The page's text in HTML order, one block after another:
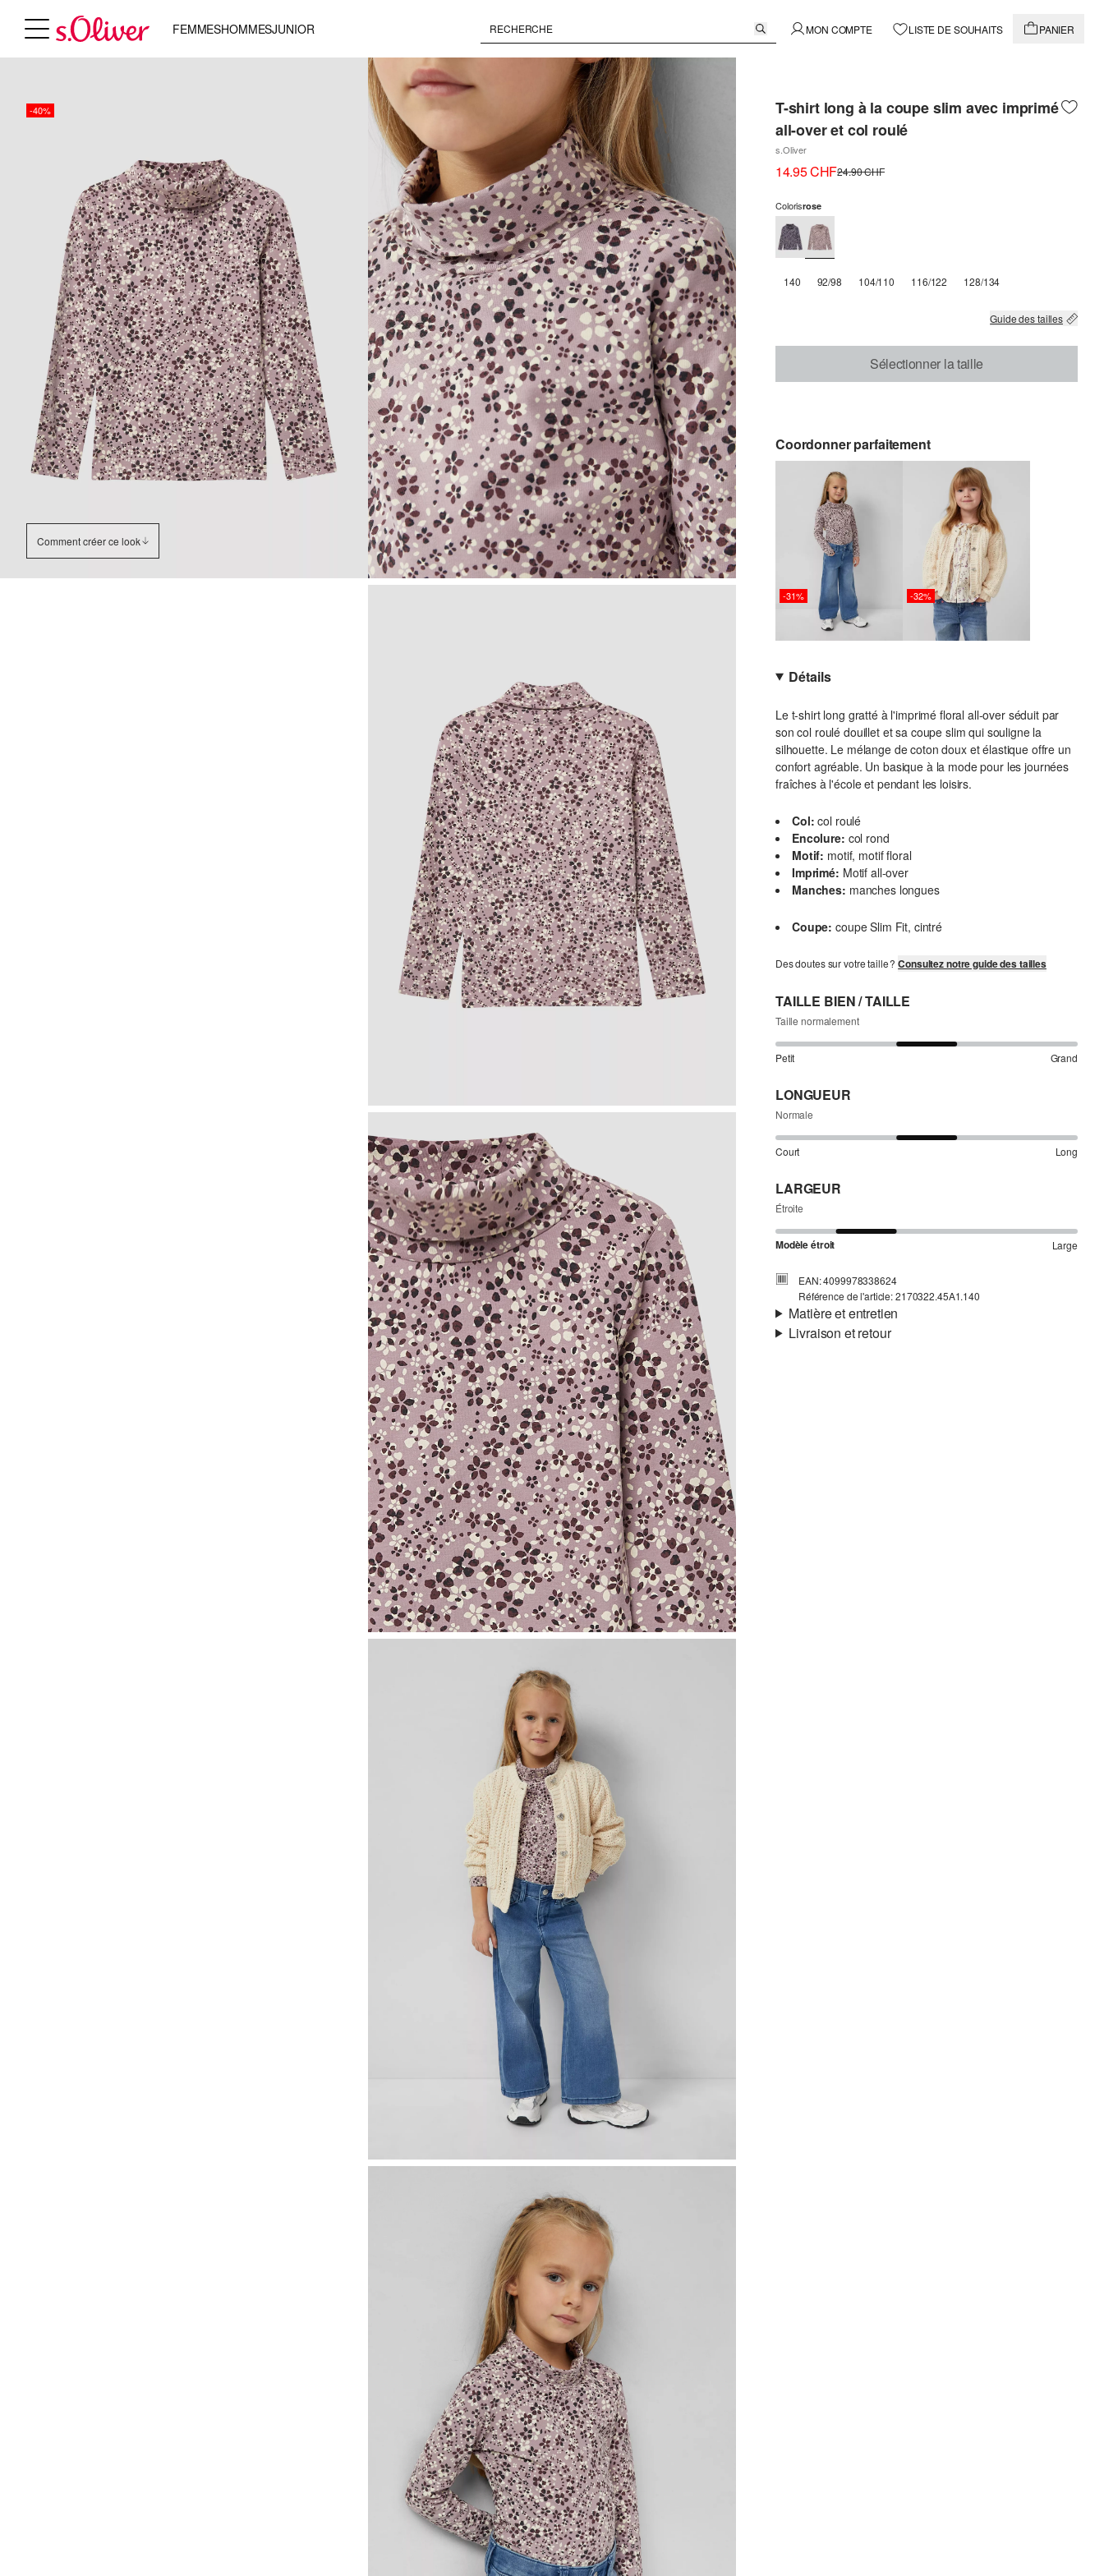
FEMMESHOMMESJUNIOR MON COMPTE LISTE DE SOUHAITS PANIER
-40%
Comment créer ce look
T-shirt long à la coupe slim avec imprimé
all-over et col roulé
s.Oliver
14.95 CHF24.90 CHF
Colorisrose
140 92/98 104/110 116/122 128/134
Guide des tailles
Sélectionner la taille
Coordonner parfaitement
-31% -32%
Détails
Le t-shirt long gratté à l'imprimé floral all-over séduit par
son col roulé douillet et sa coupe slim qui souligne la
silhouette. Le mélange de coton doux et élastique offre un
confort agréable. Un basique à la mode pour les journées
fraîches à l'école et pendant les loisirs.
Col: col roulé
Encolure: col rond
Motif: motif, motif floral
Imprimé: Motif all-over
Manches: manches longues
Coupe: coupe Slim Fit, cintré
Des doutes sur votre taille ?Consultez notre guide des tailles
TAILLE BIEN / TAILLE
Taille normalement
Petit Grand
LONGUEUR
Normale
Court Long
LARGEUR
Étroite
Modèle étroit Large
EAN: 4099978338624
Référence de l'article: 2170322.45A1.140
Matière et entretien
Livraison et retour